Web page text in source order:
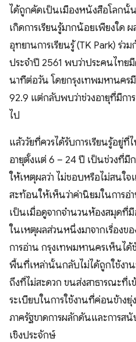
ได้ถูกคัดเป็นเมืองหนังสือโลกนั้
เกิดการเรียนรู้มากน้อยเพียงใด ผ
อุทยานการเรียนรู้ (TK Park) ร่
ประจำปี 2561 พบว่าประคนไทย
นาทีต่อวัน โดยกรุงเทพมหานคร
92.9 แต่กลับพบว่าช่วงอายุที่มีก
ไป
แล้ววัยที่ควรได้รับการเรียนรู้อยู่ที่
อายุตั้งแต่ 6 – 24 ปี เป็นช่วงที่
ให้เหตุผลว่า ไม่ชอบหรือไม่สนใจ
สะท้อนให้เห็นว่าค่านิยมในการอ่
เป็นเมื่อดูจากจำนวนห้องสมุดที่
ในเหตุผลส่วนหนึ่งมาจากเรื่อง
การอ่าน กรุงเทพมหานครเห็นไ
พื้นที่เหล่านั้นกลับไม่ได้ถูกใช้งาน
ถึงที่ไม่สะดวก ขนส่งสาธารณะที่เ
ระเบียบในการใช้งานที่ค่อนข้าง
ภาครัฐขาดการผลักดันและการส
เชิงประจักษ์